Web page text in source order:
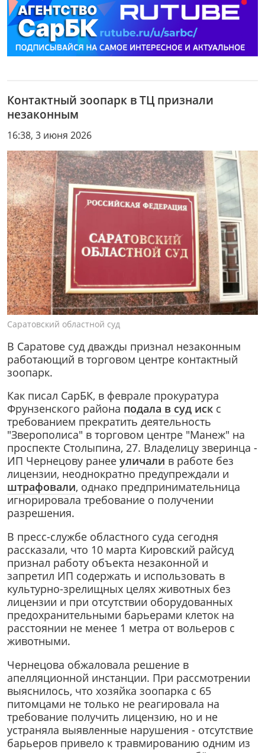
Контактный зоопарк в ТЦ признали
незаконным
16:38, 3 июня 2026
Саратовский областной суд
В Саратове суд дважды признал незаконным
работающий в торговом центре контактный
зоопарк.
Как писал СарБК, в феврале прокуратура
Фрунзенского района подала в суд иск с
требованием прекратить деятельность
"Зверополиса" в торговом центре "Манеж" на
проспекте Столыпина, 27. Владелицу зверинца -
ИП Чернецову ранее уличали в работе без
лицензии, неоднократно предупреждали и
штрафовали, однако предпринимательница
игнорировала требование о получении
разрешения.
В пресс-службе областного суда сегодня
рассказали, что 10 марта Кировский райсуд
признал работу объекта незаконной и
запретил ИП содержать и использовать в
культурно-зрелищных целях животных без
лицензии и при отсутствии оборудованных
предохранительными барьерами клеток на
расстоянии не менее 1 метра от вольеров с
животными.
Чернецова обжаловала решение в
апелляционной инстанции. При рассмотрении
выяснилось, что хозяйка зоопарка с 65
питомцами не только не реагировала на
требование получить лицензию, но и не
устраняла выявленные нарушения - отсутствие
барьеров привело к травмированию одним из